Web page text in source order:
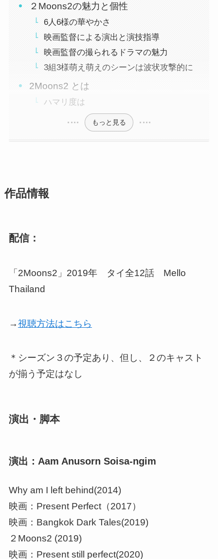
２Moons2の魅力と個性
6人6様の華やかさ
映画監督による演出と演技指導
映画監督の撮られるドラマの魅力
3組3様萌え萌えのシーンは波状攻撃的に
2Moons2 とは
ハマリ度は
もっと見る
作品情報
配信：
「2Moons2」2019年 タイ全12話 Mello
Thailand
→視聴方法はこちら
＊シーズン３の予定あり、但し、２のキャスト
が揃う予定はなし
演出・脚本
演出：Aam Anusorn Soisa-ngim
Why am I left behind(2014)
映画：Present Perfect（2017）
映画：Bangkok Dark Tales(2019)
２Moons2 (2019)
映画：Present still perfect(2020)